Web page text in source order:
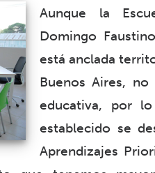
Aunque la
Domingo
está anclada
Buenos Aires,
educativa, por
establecido se
Aprendizajes